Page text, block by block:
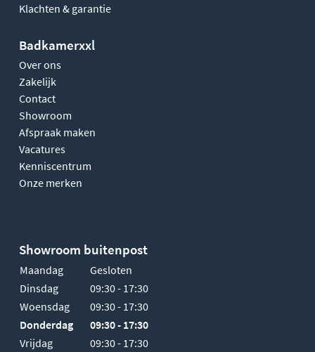
Klachten & garantie
Badkamerxxl
Over ons
Zakelijk
Contact
Showroom
Afspraak maken
Vacatures
Kenniscentrum
Onze merken
Showroom buitenpost
Maandag
Gesloten
Dinsdag
09:30 - 17:30
Woensdag
09:30 - 17:30
Donderdag
09:30 - 17:30
Vrijdag
09:30 - 17:30